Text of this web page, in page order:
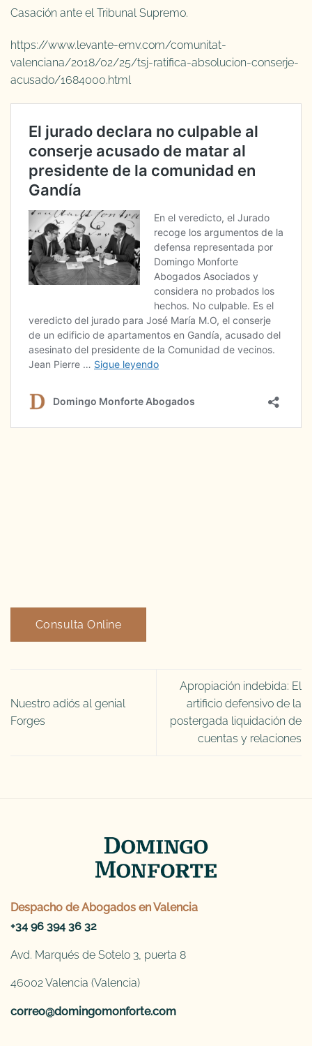
Casación ante el Tribunal Supremo.
https://www.levante-emv.com/comunitat-
valenciana/2018/02/25/tsj-ratifica-absolucion-conserje-
acusado/1684000.html
Consulta Online
Nuestro adiós al genial
Forges
Apropiación indebida: El
artificio defensivo de la
postergada liquidación de
cuentas y relaciones
Despacho de Abogados en Valencia
+34 96 394 36 32
Avd. Marqués de Sotelo 3, puerta 8
46002 Valencia (Valencia)
correo@domingomonforte.com